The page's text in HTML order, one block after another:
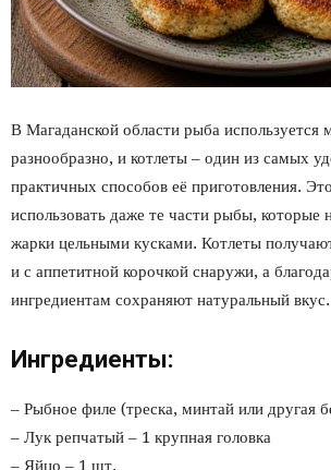
В Магаданской области рыба используется
разнообразно, и котлеты – один из самых
практичных способов её приготовления.
использовать даже те части рыбы, которые
жарки цельными кусками. Котлеты
и с аппетитной корочкой снаружи, а
ингредиентам сохраняют натуральный вкус.
Ингредиенты:
– Рыбное филе (треска, минтай или другая
– Лук репчатый – 1 крупная головка
– Яйцо – 1 шт.